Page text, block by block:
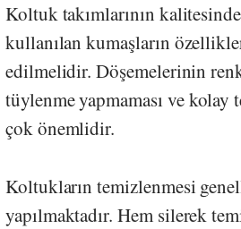
Koltuk takımlarının
kullanılan kumaşların
edilmelidir. Döşemelerinin
tüylenme yapmaması ve kolay
çok önemlidir.
Koltukların temizlenmesi
yapılmaktadır. Hem silerek